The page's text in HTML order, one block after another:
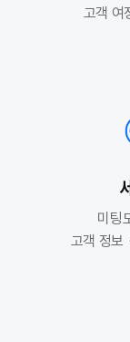
고객 여
미팅
고객 정보